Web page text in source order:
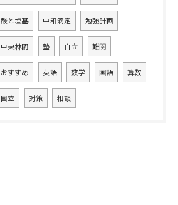
酸と塩基 中和滴定 勉強計画
中央林間 塾 自立 難関
おすすめ 英語 数学 国語 算数
国立 対策 相談